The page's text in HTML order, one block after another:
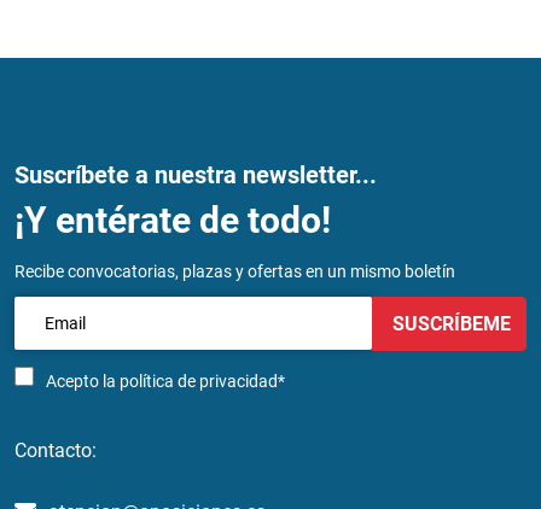
Suscríbete a nuestra newsletter...
¡Y entérate de todo!
Recibe convocatorias, plazas y ofertas en un mismo boletín
Acepto la política de privacidad*
SUSCRÍBEME
Contacto: